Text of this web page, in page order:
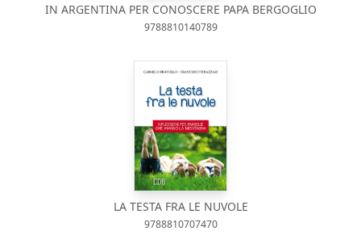
IN ARGENTINA PER CONOSCERE PAPA BERGOGLIO
9788810140789
LA TESTA FRA LE NUVOLE
9788810707470